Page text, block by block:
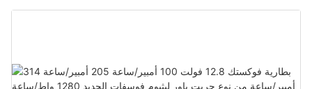
620 وات، 630 وات، و650 وات.